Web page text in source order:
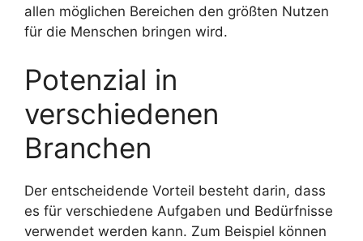
allen möglichen Bereichen den größten Nutzen
für die Menschen bringen wird.
Potenzial in
verschiedenen
Branchen
Der entscheidende Vorteil besteht darin, dass
es für verschiedene Aufgaben und Bedürfnisse
verwendet werden kann. Zum Beispiel können